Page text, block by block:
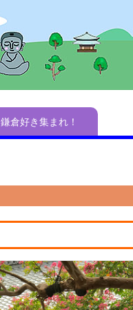
鎌倉好き集まれ！